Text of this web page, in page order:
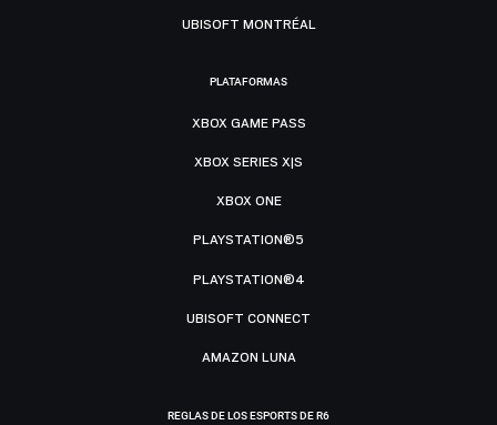
UBISOFT MONTRÉAL
PLATAFORMAS
XBOX GAME PASS
XBOX SERIES X|S
XBOX ONE
PLAYSTATION®5
PLAYSTATION®4
UBISOFT CONNECT
AMAZON LUNA
REGLAS DE LOS ESPORTS DE R6